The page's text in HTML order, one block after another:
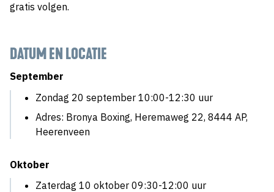
gratis volgen.
DATUM EN LOCATIE
September
Zondag 20 september 10:00-12:30 uur
Adres: Bronya Boxing, Heremaweg 22, 8444 AP,
Heerenveen
Oktober
Zaterdag 10 oktober 09:30-12:00 uur